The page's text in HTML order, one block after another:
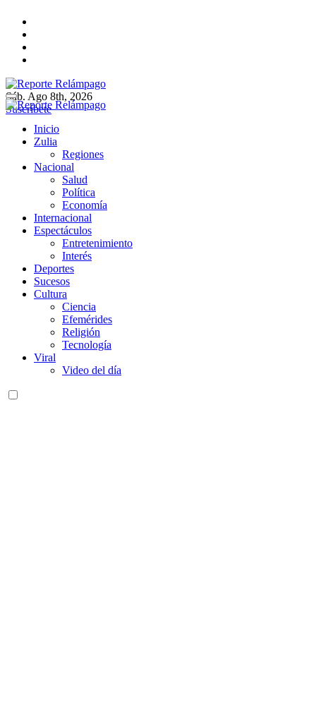
contenido
Reporte Relámpago
Claridad y rigor en cada noticia
Sáb. Ago 8th, 2026
Suscríbete
Reporte Relámpago
Claridad y rigor en cada noticia
Inicio
Zulia
Regiones
Nacional
Salud
Política
Economía
Internacional
Espectáculos
Entretenimiento
Interés
Deportes
Sucesos
Cultura
Ciencia
Efemérides
Religión
Tecnología
Viral
Video del día